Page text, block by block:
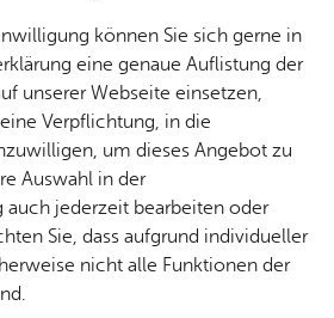
Jobs
Stel­
len­an­
ge­bo­te
Aus­bil­
dung &
Stu­di­
um
Bauen
& Um­
welt
Geo­
da­ten
& 3D-
Stadt­
Ge­
sund­
heit &
kum
Ärzte &
Apo­
Stadtchronik werden die
Geschehnisse in griffiger
Kennen Sie ein
Ereignis, das nicht in
ist? Dann nutzen Sie das
für einen neuen Eintrag.
können Sie sich gerne in
eine genaue Auflistung der
unserer Webseite einsetzen,
Verpflichtung, in die
um dieses Angebot zu
Auswahl in der
auch jederzeit bearbeiten oder
Sie, dass aufgrund individueller
nicht alle Funktionen der